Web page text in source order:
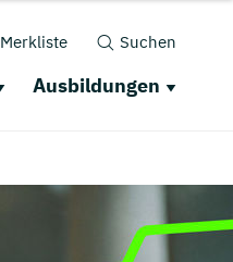
Merkliste Suchen
Ausbildungen